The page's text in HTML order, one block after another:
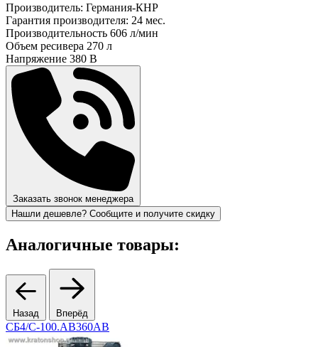
Производитель: Германия-КНР
Гарантия производителя: 24 мес.
Производительность 606 л/мин
Объем ресивера 270 л
Напряжение 380 В
Заказать звонок менеджера
Нашли дешевле? Сообщите и получите скидку
Аналогичные товары:
Назад Вперёд
СБ4/С-100.АВ360AB